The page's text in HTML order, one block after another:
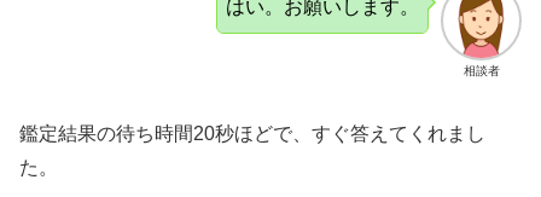
相談者
はい。お願いします。
鑑定結果の待ち時間20秒ほどで、すぐ答えてくれまし
た。